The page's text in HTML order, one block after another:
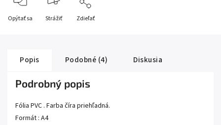
Opýtať sa Strážiť Zdieľať
Popis Podobné (4) Diskusia
Podrobný popis
Fólia PVC . Farba číra priehľadná.
Formát : A4